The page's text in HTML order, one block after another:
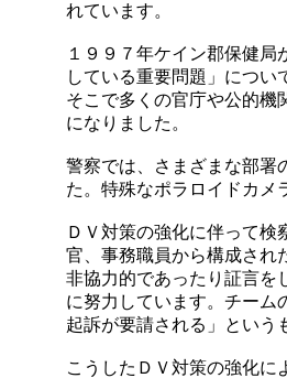
れています。
１９９７年ケイン郡保健
している重要問題」につ
そこで多くの官庁や公的機
になりました。
警察では、さまざまな部署
た。特殊なポラロイドカメ
ＤＶ対策の強化に伴って
官、事務職員から構成され
非協力的であったり証言を
に努力しています。チーム
起訴が要請される」という
こうしたＤＶ対策の強化に